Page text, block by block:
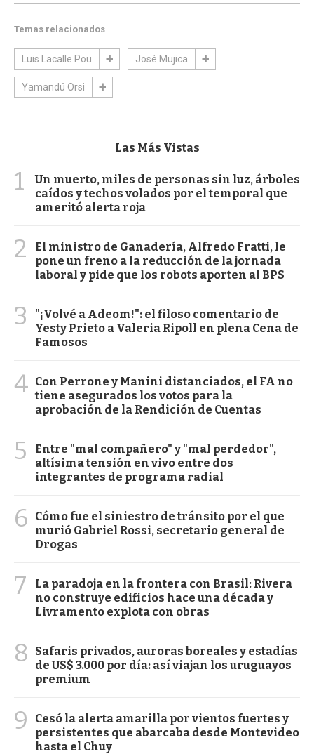
Temas relacionados
Luis Lacalle Pou José Mujica
Yamandú Orsi
Las Más Vistas
1
Un muerto, miles de personas sin luz, árboles
caídos y techos volados por el temporal que
ameritó alerta roja
2
El ministro de Ganadería, Alfredo Fratti, le
pone un freno a la reducción de la jornada
laboral y pide que los robots aporten al BPS
3
"¡Volvé a Adeom!": el filoso comentario de
Yesty Prieto a Valeria Ripoll en plena Cena de
Famosos
4 Con Perrone y Manini distanciados, el FA no
tiene asegurados los votos para la
aprobación de la Rendición de Cuentas
5
Entre "mal compañero" y "mal perdedor",
altísima tensión en vivo entre dos
integrantes de programa radial
6
Cómo fue el siniestro de tránsito por el que
murió Gabriel Rossi, secretario general de
Drogas
7
La paradoja en la frontera con Brasil: Rivera
no construye edificios hace una década y
Livramento explota con obras
8
Safaris privados, auroras boreales y estadías
de US$ 3.000 por día: así viajan los uruguayos
premium
9
Cesó la alerta amarilla por vientos fuertes y
persistentes que abarcaba desde Montevideo
hasta el Chuy